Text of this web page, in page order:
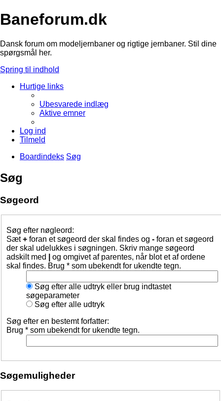
Baneforum.dk
Dansk forum om modeljernbaner og rigtige jernbaner. Stil dine
spørgsmål her.
Spring til indhold
Hurtige links
Ubesvarede indlæg
Aktive emner
Log ind
Tilmeld
Boardindeks Søg
Søg
Søgeord
Søg efter nøgleord:
Sæt+ foran et søgeord der skal findes og - foran et søgeord
der skal udelukkes i søgningen. Skriv mange søgeord
adskilt med
og omgivet af parentes, når blot et af ordene
skal findes. Brug * som ubekendt for ukendte tegn.
Søg efter alle udtryk eller brug indtastet
søgeparameter
Søg efter alle udtryk
Søg efter en bestemt forfatter:
Brug * som ubekendt for ukendte tegn.
Søgemuligheder